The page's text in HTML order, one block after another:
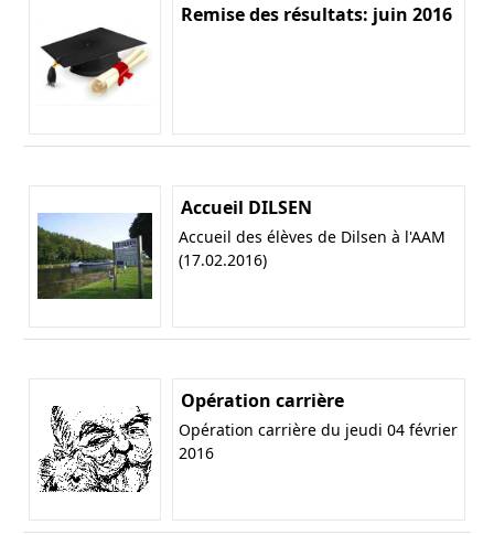
Remise des résultats: juin 2016
Accueil DILSEN
Accueil des élèves de Dilsen à l'AAM
(17.02.2016)
Opération carrière
Opération carrière du jeudi 04 février
2016